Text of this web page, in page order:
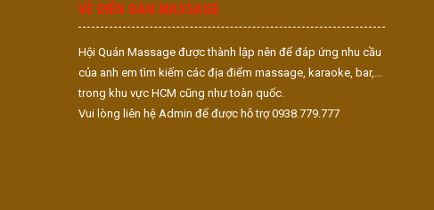
VỀ DIỄN ĐÀN MASSAGE
Hội Quán Massage được thành lập nên để đáp ứng nhu cầu
của anh em tìm kiếm các địa điểm massage, karaoke, bar,...
trong khu vực HCM cũng như toàn quốc.
Vui lòng liên hệ Admin để được hỗ trợ 0938.779.777